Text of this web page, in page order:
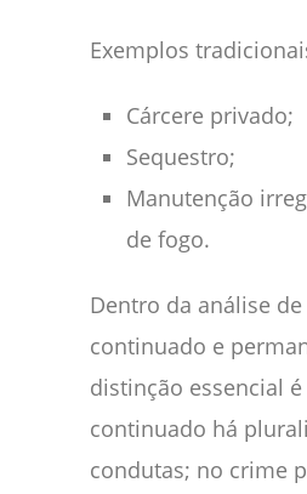
Exemplos
Cárcere privado;
Sequestro;
Manutenção
de fogo.
Dentro da análise
continuado e
distinção essencial
continuado há
condutas; no crime